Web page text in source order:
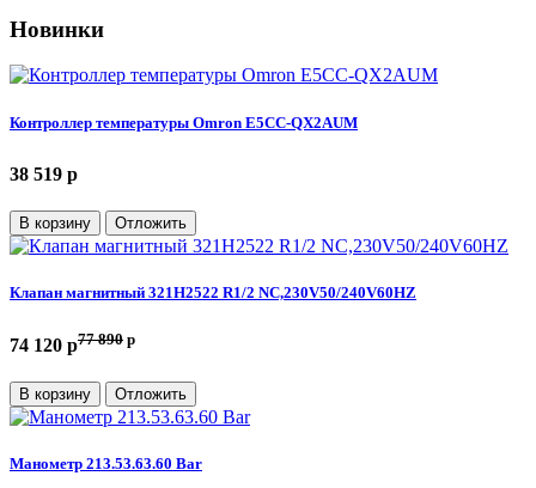
Новинки
Контроллер температуры Omron E5CC-QX2AUM
38 519 p
В корзину Отложить
Клапан магнитный 321H2522 R1/2 NC,230V50/240V60HZ
74 120 p77 890 p
В корзину Отложить
Манометр 213.53.63.60 Bar